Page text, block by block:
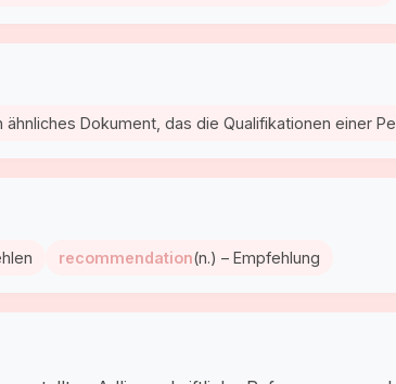
ähnliches Dokument, das die Qualifikationen einer
recommendation(n.) – Empfehlung